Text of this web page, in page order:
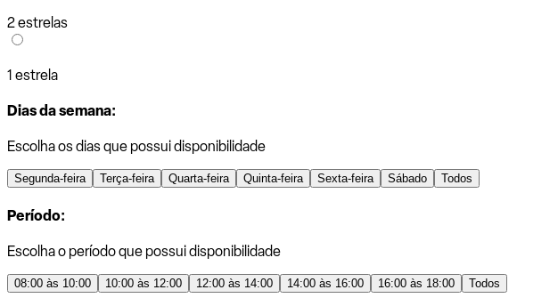
2 estrelas
1 estrela
Dias da semana:
Escolha os dias que possui disponibilidade
Segunda-feira Terça-feira Quarta-feira Quinta-feira Sexta-feira Sábado Todos
Período:
Escolha o período que possui disponibilidade
08:00 às 10:00 10:00 às 12:00 12:00 às 14:00 14:00 às 16:00 16:00 às 18:00 Todos